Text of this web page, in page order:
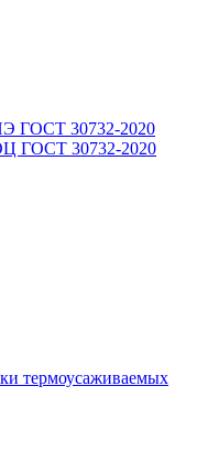
ГОСТ 30732-2020
ГОСТ 30732-2020
термоусаживаемых